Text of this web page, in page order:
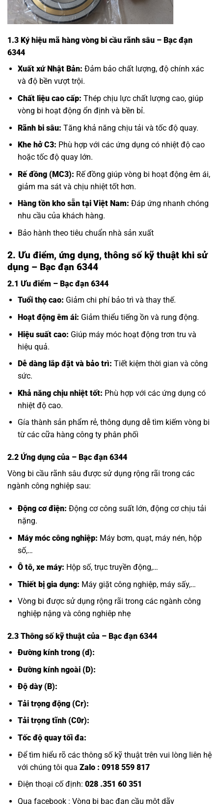
1.3 Ký hiệu mã hàng vòng bi cầu rãnh sâu – Bạc đạn
6344
Xuất xứ Nhật Bản: Đảm bảo chất lượng, độ chính xác
và độ bền vượt trội.
Chất liệu cao cấp: Thép chịu lực chất lượng cao, giúp
vòng bi hoạt động ổn định và bền bỉ.
Rãnh bi sâu: Tăng khả năng chịu tải và tốc độ quay.
Khe hở C3: Phù hợp với các ứng dụng có nhiệt độ cao
hoặc tốc độ quay lớn.
Rế đồng (MC3): Rế đồng giúp vòng bi hoạt động êm ái,
giảm ma sát và chịu nhiệt tốt hơn.
Hàng tồn kho sẵn tại Việt Nam: Đáp ứng nhanh chóng
nhu cầu của khách hàng.
Bảo hành theo tiêu chuẩn nhà sản xuất
2. Ưu điểm, ứng dụng, thông số kỹ thuật khi sử
dụng – Bạc đạn 6344
2.1 Ưu điểm – Bạc đạn 6344
Tuổi thọ cao: Giảm chi phí bảo trì và thay thế.
Hoạt động êm ái: Giảm thiểu tiếng ồn và rung động.
Hiệu suất cao: Giúp máy móc hoạt động trơn tru và
hiệu quả.
Dễ dàng lắp đặt và bảo trì: Tiết kiệm thời gian và công
sức.
Khả năng chịu nhiệt tốt: Phù hợp với các ứng dụng có
nhiệt độ cao.
Gía thành sản phẩm rẻ, thông dụng dễ tìm kiếm vòng bi
từ các cữa hàng công ty phân phối
2.2 Ứng dụng của – Bạc đạn 6344
Vòng bi cầu rãnh sâu được sử dụng rộng rãi trong các
ngành công nghiệp sau:
Động cơ điện: Động cơ công suất lớn, động cơ chịu tải
nặng.
Máy móc công nghiệp: Máy bơm, quạt, máy nén, hộp
số,…
Ô tô, xe máy: Hộp số, trục truyền động,…
Thiết bị gia dụng: Máy giặt công nghiệp, máy sấy,…
Vòng bi được sử dụng rộng rãi trong các ngành công
nghiệp nậng và công nghiêp nhẹ
2.3 Thông số kỹ thuật của – Bạc đạn 6344
Đường kính trong (d):
Đường kính ngoài (D):
Độ dày (B):
Tải trọng động (Cr):
Tải trọng tĩnh (C0r):
Tốc độ quay tối đa:
Để tìm hiểu rõ các thông số kỹ thuật trên vui lòng liên hệ
với chúng tôi qua Zalo : 0918 559 817
Điện thoại cố định: 028 .351 60 351
Qua facebook : Vòng bi bạc đạn cầu một dãy